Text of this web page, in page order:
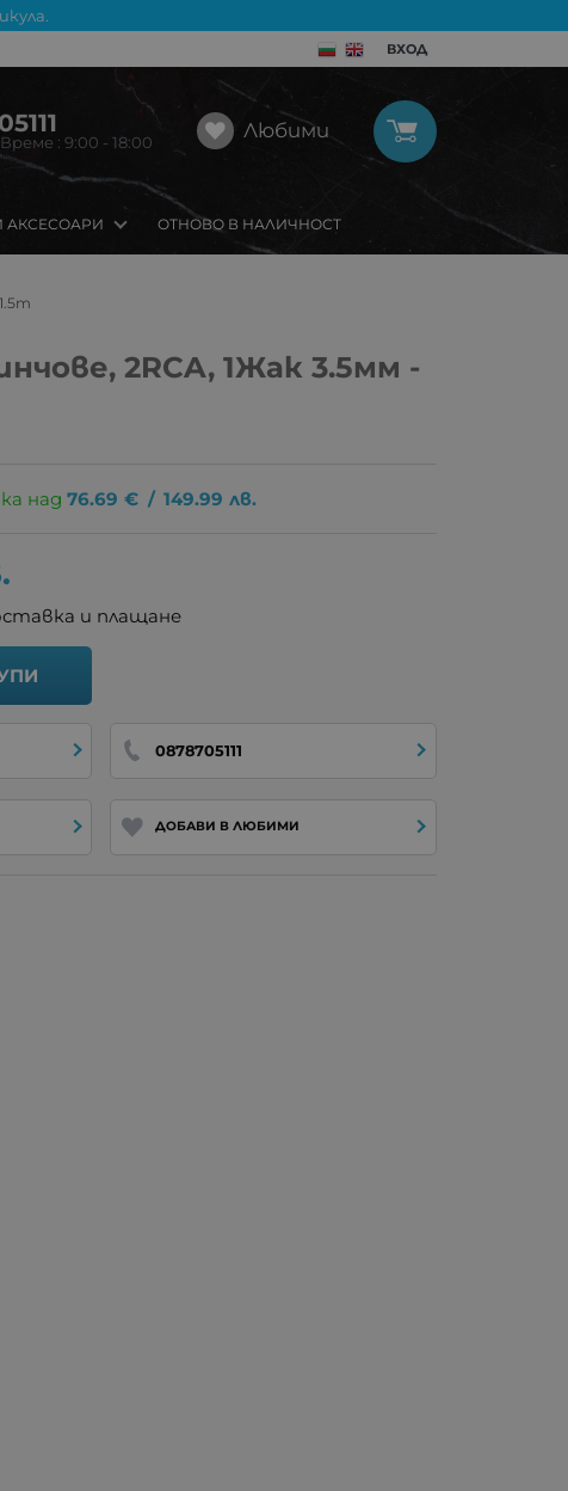
ВХОД
: 9:00 - 18:00 Любими
АКСЕСОАРИ ОТНОВО В НАЛИЧНОСТ
2RCA, 1Жак 3.5мм -
над76.69 € / 149.99 лв.
и плащане
0878705111
ДОБАВИ В ЛЮБИМИ